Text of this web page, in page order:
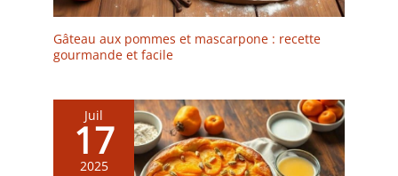
Gâteau aux pommes et mascarpone : recette
gourmande et facile
Juil
17
2025